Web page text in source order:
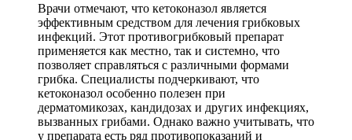
Врачи отмечают, что кетоконазол является
эффективным средством для лечения грибковых
инфекций. Этот противогрибковый препарат
применяется как местно, так и системно, что
позволяет справляться с различными формами
грибка. Специалисты подчеркивают, что
кетоконазол особенно полезен при
дерматомикозах, кандидозах и других инфекциях,
вызванных грибами. Однако важно учитывать, что
у препарата есть ряд противопоказаний и